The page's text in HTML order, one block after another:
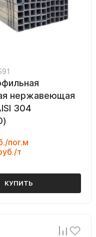
нержавеющая
304
пог.м
т
КУПИТЬ